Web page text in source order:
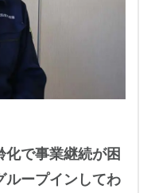
で事業継続が困
ループインしてわ